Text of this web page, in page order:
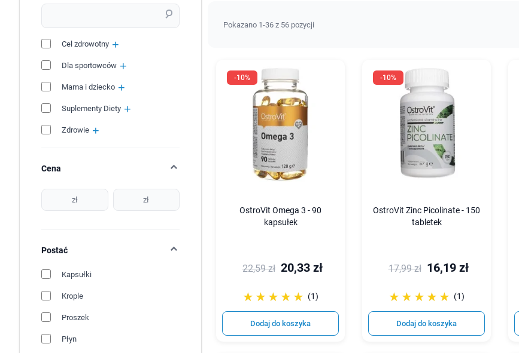
Cel zdrowotny
Dla sportowców
Mama i dziecko
Suplementy Diety
Zdrowie
Cena
zł zł
Postać
Kapsułki
Krople
Proszek
Płyn
Pokazano 1-36 z 56 pozycji
-10%
OstroVit Omega 3 - 90
kapsułek
22,59 zł 20,33 zł
☆☆☆☆☆
★★★★★ (1)
Dodaj do koszyka
-10%
OstroVit Zinc Picolinate - 150
tabletek
17,99 zł 16,19 zł
☆☆☆☆☆
★★★★★ (1)
Dodaj do koszyka